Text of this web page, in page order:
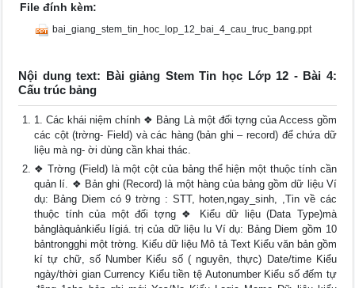
File đính kèm:
bai_giang_stem_tin_hoc_lop_12_bai_4_cau_truc_bang.ppt
Nội dung text: Bài giảng Stem Tin học Lớp 12 - Bài 4:
Cấu trúc bảng
1. Các khái niệm chính ❖ Bảng Là một đối tợng của Access gồm
các cột (trờng- Field) và các hàng (bản ghi – record) để chứa dữ
liệu mà ng- ời dùng cần khai thác.
❖ Trờng (Field) là một cột của bảng thể hiện một thuộc tính cần
quản lí. ❖ Bản ghi (Record) là một hàng của bảng gồm dữ liệu Ví
dụ: Bảng Diem có 9 trờng : STT, hoten,ngay_sinh, ,Tin về các
thuộc tính của một đối tợng ❖ Kiểu dữ liệu (Data Type)mà
bảnglàquảnkiểu lígiá. trị của dữ liệu lu Ví dụ: Bảng Diem gồm 10
bảntrongghi một trờng. Kiểu dữ liệu Mô tả Text Kiểu văn bản gồm
kí tự chữ, số Number Kiểu số ( nguyên, thực) Date/time Kiểu
ngày/thời gian Currency Kiểu tiền tệ Autonumber Kiểu số đếm tự